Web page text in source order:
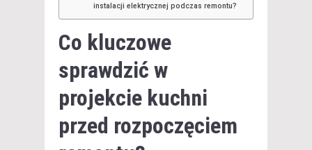
instalacji elektrycznej podczas remontu?
Co kluczowe
sprawdzić w
projekcie kuchni
przed rozpoczęciem